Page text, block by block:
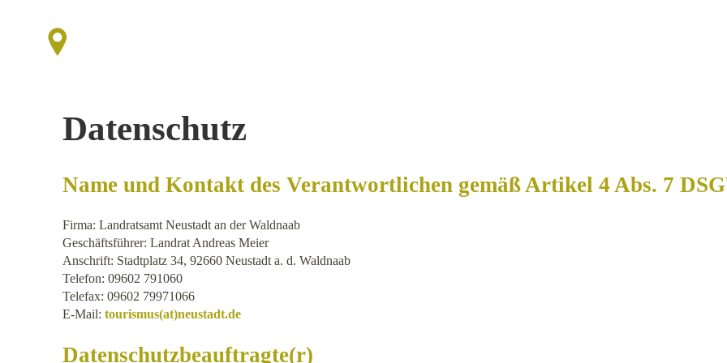
Datenschutz
Name und Kontakt des Verantwortlichen gemäß Artikel 4 Abs. 7
Firma: Landratsamt Neustadt an der Waldnaab
Geschäftsführer: Landrat Andreas Meier
Anschrift: Stadtplatz 34, 92660 Neustadt a. d. Waldnaab
Telefon: 09602 791060
Telefax: 09602 79971066
E-Mail:tourismus(at)neustadt.de
Datenschutzbeauftragte(r)